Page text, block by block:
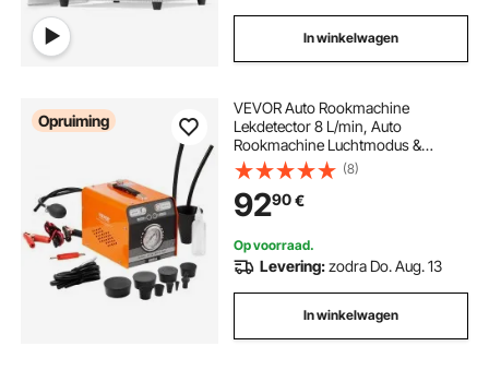
In winkelwagen
Opruiming
VEVOR Auto Rookmachine
Lekdetector 8 L/min, Auto
Rookmachine Luchtmodus &
Rookmodus Twee Modellen,
Lekdetector met Manometer &
Luchtpompen, 12 V Lekdetector
Rookmachine
(8)
9290€
Op voorraad.
Levering:zodra Do. Aug. 13
In winkelwagen